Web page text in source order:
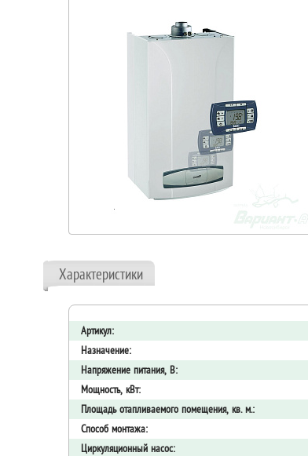
коаксиальный Krats
В корзину
Характеристики
Артикул:
Назначение:
Напряжение питания, В:
Мощность, кВт:
Площадь отапливаемого помещения, кв. м.:
Способ монтажа:
Циркуляционный насос: